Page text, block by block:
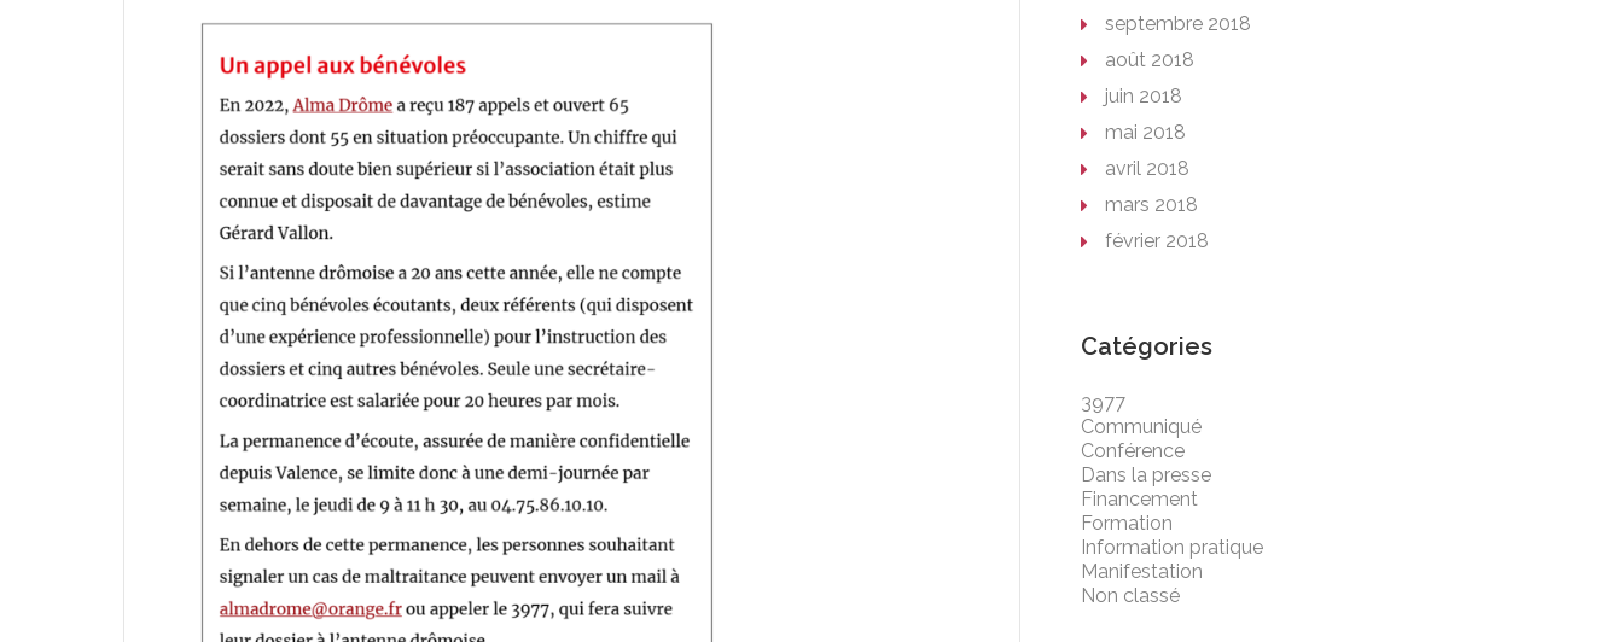
septembre 2018
août 2018
juin 2018
mai 2018
avril 2018
mars 2018
février 2018
Catégories
3977
Communiqué
Conférence
Dans la presse
Financement
Formation
Information pratique
Manifestation
Non classé